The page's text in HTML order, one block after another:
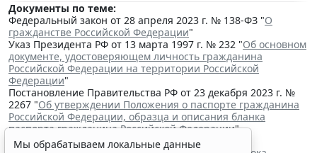
Документы по теме:
Федеральный закон от 28 апреля 2023 г. № 138-ФЗ "О
гражданстве Российской Федерации"
Указ Президента РФ от 13 марта 1997 г. № 232 "Об основном
документе, удостоверяющем личность гражданина
Российской Федерации на территории Российской
Федерации"
Постановление Правительства РФ от 23 декабря 2023 г. №
2267 "Об утверждении Положения о паспорте гражданина
Российской Федерации, образца и описания бланка
паспорта гражданина Российской Федерации"
Читайте также:
Мы обрабатываем локальные данные